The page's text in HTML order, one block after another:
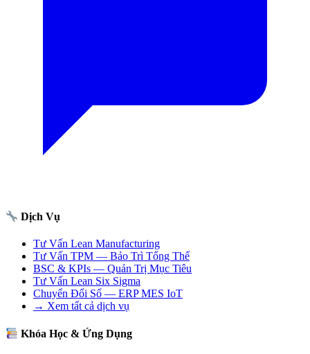
Dịch Vụ
Tư Vấn Lean Manufacturing
Tư Vấn TPM — Bảo Trì Tổng Thể
BSC & KPIs — Quản Trị Mục Tiêu
Tư Vấn Lean Six Sigma
Chuyển Đổi Số — ERP MES IoT
→ Xem tất cả dịch vụ
Khóa Học & Ứng Dụng